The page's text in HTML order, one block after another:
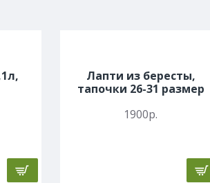
Лапти из бересты,
тапочки 26-31 размер
1900р.